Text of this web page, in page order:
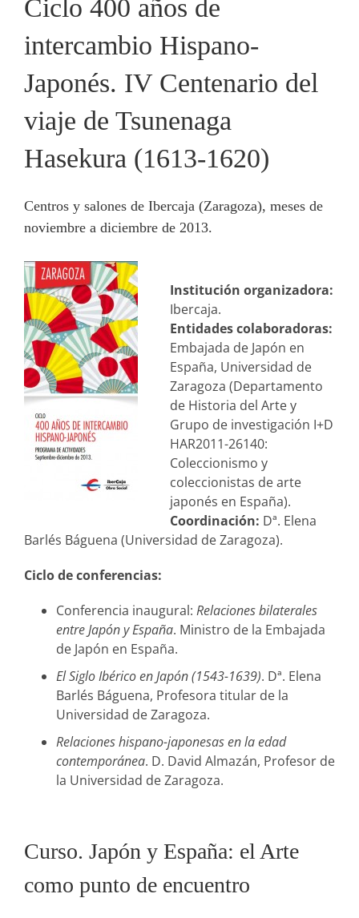
Ciclo 400 años de
intercambio Hispano-
Japonés. IV Centenario del
viaje de Tsunenaga
Hasekura (1613-1620)
Centros y salones de Ibercaja (Zaragoza), meses de
noviembre a diciembre de 2013.
Institución organizadora:
Ibercaja.
Entidades colaboradoras:
Embajada de Japón en
España, Universidad de
Zaragoza (Departamento
de Historia del Arte y
Grupo de investigación I+D
HAR2011-26140:
Coleccionismo y
coleccionistas de arte
japonés en España).
Coordinación: Dª. Elena
Barlés Báguena (Universidad de Zaragoza).
Ciclo de conferencias:
Conferencia inaugural: Relaciones bilaterales
entre Japón y España. Ministro de la Embajada
de Japón en España.
El Siglo Ibérico en Japón (1543-1639). Dª. Elena
Barlés Báguena, Profesora titular de la
Universidad de Zaragoza.
Relaciones hispano-japonesas en la edad
contemporánea. D. David Almazán, Profesor de
la Universidad de Zaragoza.
Curso. Japón y España: el Arte
como punto de encuentro